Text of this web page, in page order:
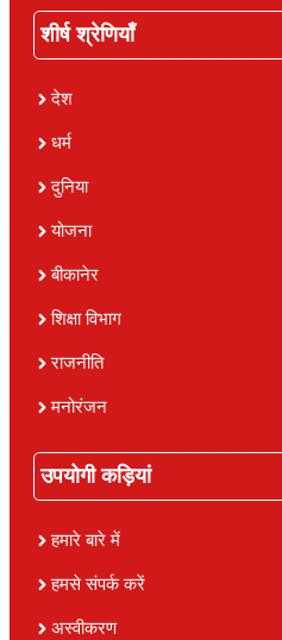
शीर्ष श्रेणियाँ
देश
धर्म
दुनिया
योजना
बीकानेर
शिक्षा विभाग
राजनीति
मनोरंजन
उपयोगी कड़ियां
हमारे बारे में
हमसे संपर्क करें
अस्वीकरण